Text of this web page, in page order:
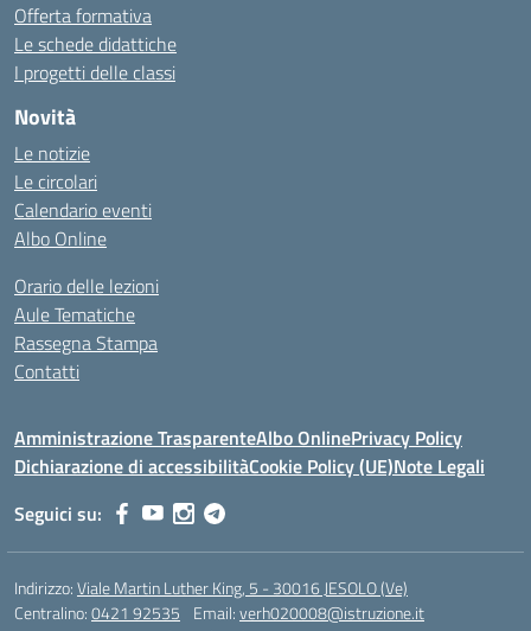
Offerta formativa
Le schede didattiche
I progetti delle classi
Novità
Le notizie
Le circolari
Calendario eventi
Albo Online
Orario delle lezioni
Aule Tematiche
Rassegna Stampa
Contatti
Amministrazione TrasparenteAlbo OnlinePrivacy Policy
Dichiarazione di accessibilitàCookie Policy (UE)Note Legali
Seguici su:
Indirizzo:Viale Martin Luther King, 5 - 30016 JESOLO (Ve)
Centralino:0421 92535 Email:verh020008@istruzione.it